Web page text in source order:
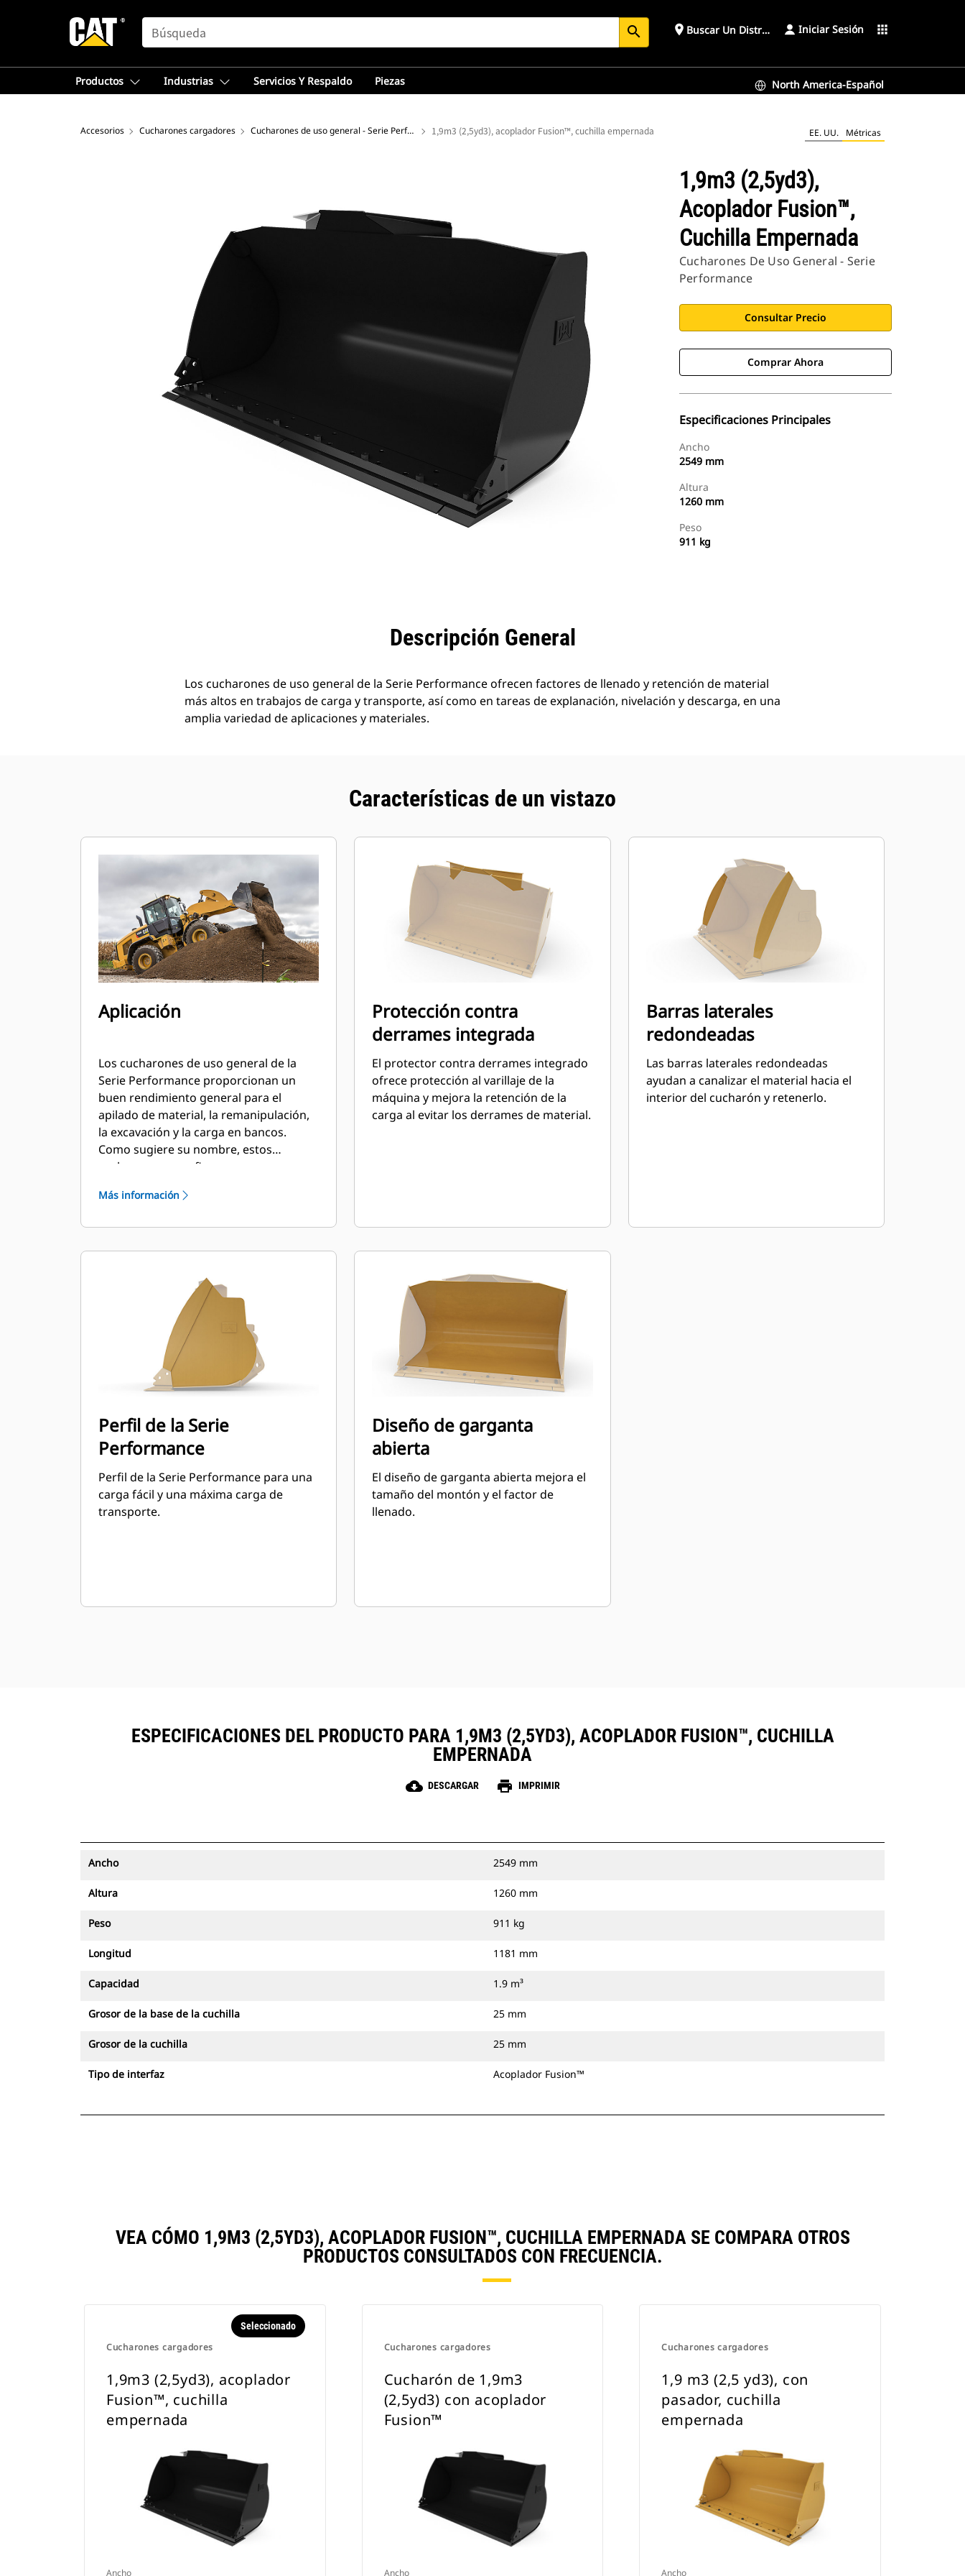
SEARCH search place Buscar Un Distribuidor Iniciar Sesión apps
Productos Industrias Servicios Y Respaldo Piezas North America-Español
Accesorios Cucharones cargadores Cucharones de uso general - Serie Performance 1,9m3 (2,5yd3), acoplador Fusion™, cuchilla empernada EE. UU. Métricas
1,9m3 (2,5yd3),
Acoplador Fusion™,
Cuchilla Empernada
Cucharones De Uso General - Serie
Performance
Consultar Precio
Comprar Ahora
Especificaciones Principales
Ancho
2549 mm
Altura
1260 mm
Peso
911 kg
Descripción General
Los cucharones de uso general de la Serie Performance ofrecen factores de llenado y retención de material
más altos en trabajos de carga y transporte, así como en tareas de explanación, nivelación y descarga, en una
amplia variedad de aplicaciones y materiales.
Características de un vistazo
Aplicación
Los cucharones de uso general de la
Serie Performance proporcionan un
buen rendimiento general para el
apilado de material, la remanipulación,
la excavación y la carga en bancos.
Como sugiere su nombre, estos
cucharones son eficaces para cargar
bancos. Están diseñados para fuerzas
aplicaciones de arrastre en retroceso y
cucharones de la Serie Performance
puede llegar a un 115 % por sobre la
capacidad especificada.
Más información
Protección contra
derrames integrada
El protector contra derrames integrado
ofrece protección al varillaje de la
máquina y mejora la retención de la
carga al evitar los derrames de material.
Barras laterales
redondeadas
Las barras laterales redondeadas
ayudan a canalizar el material hacia el
interior del cucharón y retenerlo.
Perfil de la Serie
Performance
Perfil de la Serie Performance para una
carga fácil y una máxima carga de
transporte.
Diseño de garganta
abierta
El diseño de garganta abierta mejora el
tamaño del montón y el factor de
llenado.
ESPECIFICACIONES DEL PRODUCTO PARA 1,9M3 (2,5YD3), ACOPLADOR FUSION™, CUCHILLA
EMPERNADA
cloud_download DESCARGAR print IMPRIMIR
Ancho 2549 mm
Altura 1260 mm
Peso 911 kg
Longitud 1181 mm
Capacidad 1.9 m³
Grosor de la base de la cuchilla 25 mm
Grosor de la cuchilla 25 mm
Tipo de interfaz Acoplador Fusion™
VEA CÓMO 1,9M3 (2,5YD3), ACOPLADOR FUSION™, CUCHILLA EMPERNADA SE COMPARA OTROS
PRODUCTOS CONSULTADOS CON FRECUENCIA.
Cucharones cargadores
Seleccionado
1,9m3 (2,5yd3), acoplador
Fusion™, cuchilla
empernada
Ancho
Cucharones cargadores
Cucharón de 1,9m3
(2,5yd3) con acoplador
Fusion™
Ancho
Cucharones cargadores
1,9 m3 (2,5 yd3), con
pasador, cuchilla
empernada
Ancho